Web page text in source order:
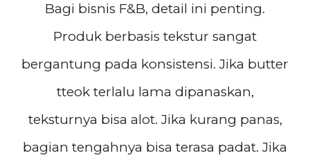
Bagi bisnis F&B, detail ini penting.
Produk berbasis tekstur sangat
bergantung pada konsistensi. Jika butter
tteok terlalu lama dipanaskan,
teksturnya bisa alot. Jika kurang panas,
bagian tengahnya bisa terasa padat. Jika